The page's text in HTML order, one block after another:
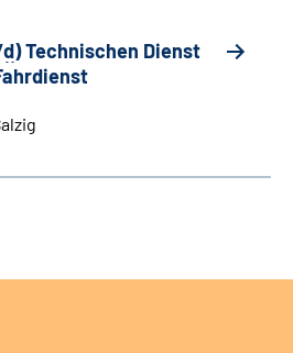
d) Technischen Dienst